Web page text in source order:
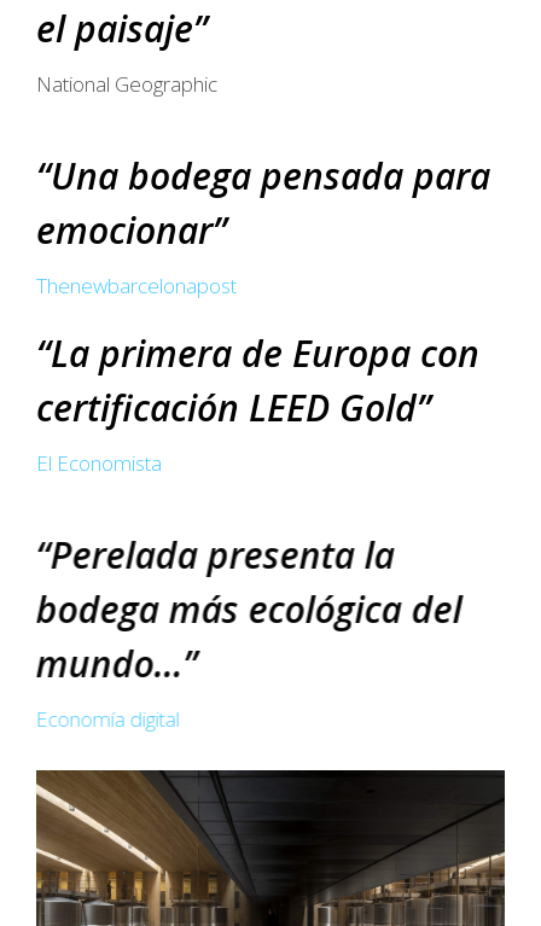
el paisaje”
National Geographic
“Una bodega pensada para
emocionar”
Thenewbarcelonapost
“La primera de Europa con
certificación LEED Gold”
El Economista
“Perelada presenta la
bodega más ecológica del
mundo…”
Economía digital